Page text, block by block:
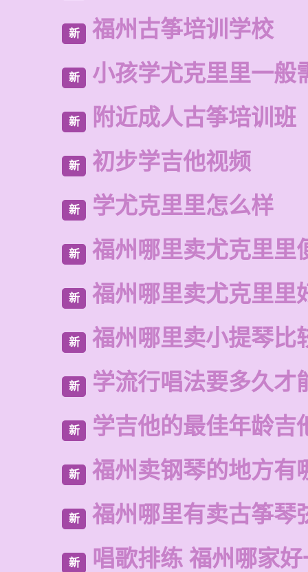
新 福州古筝培训学校
新 小孩学尤克里里一般
新 附近成人古筝培训班
新 初步学吉他视频
新 学尤克里里怎么样
新 福州哪里卖尤克里里
新 福州哪里卖尤克里里
新 福州哪里卖小提琴比
新 学流行唱法要多久才
新 学吉他的最佳年龄吉
新 福州卖钢琴的地方有
新 福州哪里有卖古筝琴
新 唱歌排练 福州哪家